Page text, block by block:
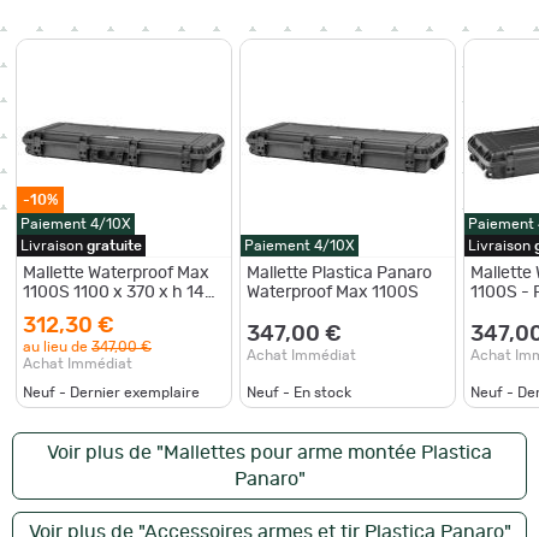
-10%
Paiement 4/10X
Livraison gratuite
Mallette Waterproof Max
1100S 1100 x 370 x h 140
312,30 €
au lieu de 347,00 €
Achat Immédiat
Neuf - Dernier exemplaire
Paiement 4/10X
Mallette Plastica Panaro
Waterproof Max 1100S
347,00 €
Achat Immédiat
Neuf - En stock
Paiement
Livraison
Mallette
1100S -
Achat
Neuf -
Voir plus de "Mallettes pour arme montée Plastica
Panaro"
Voir plus de "Accessoires armes et tir Plastica Panaro"